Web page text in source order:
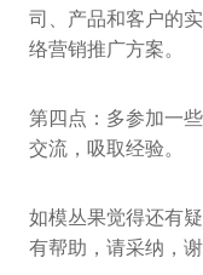
司、产品和客户的
络营销推广方案。
第四点：多参加一
交流，吸取经验。
如模丛果觉得还有
有帮助，请采纳，谢